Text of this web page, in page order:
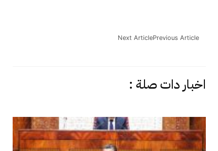
Previous Article
Next Article
اخبار دات صلة :